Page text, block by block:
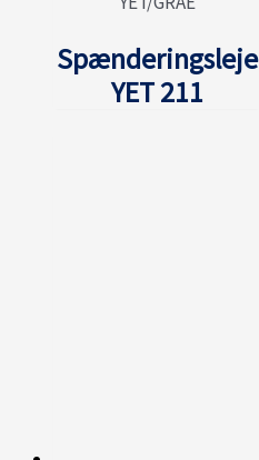
Spænderingsleje
YET 211